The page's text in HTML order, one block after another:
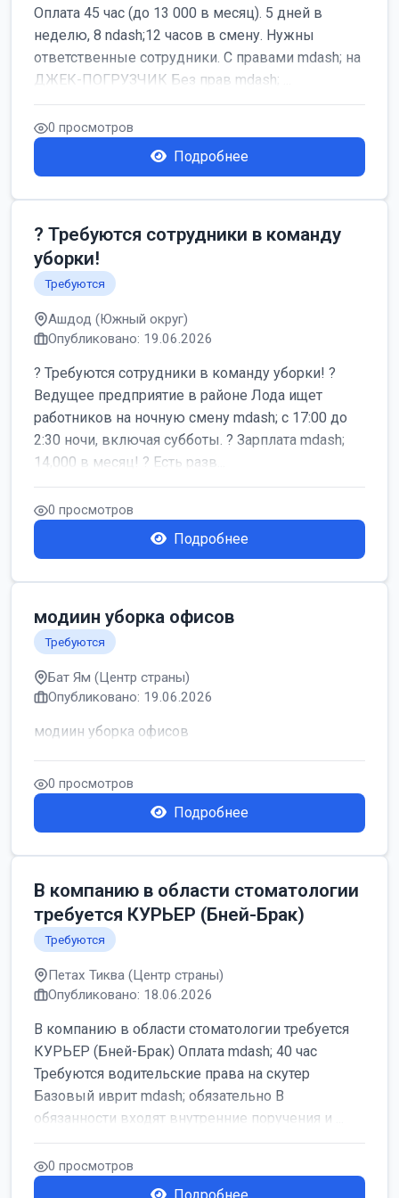
Оплата 45 час (до 13 000 в месяц). 5 дней в
неделю, 8 ndash;12 часов в смену. Нужны
ответственные сотрудники. С правами mdash; на
ДЖЕК-ПОГРУЗЧИК Без прав mdash; ...
0 просмотров
Подробнее
? Требуются сотрудники в команду
уборки!
Требуются
Ашдод (Южный округ)
Опубликовано: 19.06.2026
? Требуются сотрудники в команду уборки! ?
Ведущее предприятие в районе Лода ищет
работников на ночную смену mdash; с 17:00 до
2:30 ночи, включая субботы. ? Зарплата mdash;
14,000 в месяц! ? Есть разв...
0 просмотров
Подробнее
модиин уборка офисов
Требуются
Бат Ям (Центр страны)
Опубликовано: 19.06.2026
модиин уборка офисов
0 просмотров
Подробнее
В компанию в области стоматологии
требуется КУРЬЕР (Бней-Брак)
Требуются
Петах Тиква (Центр страны)
Опубликовано: 18.06.2026
В компанию в области стоматологии требуется
КУРЬЕР (Бней-Брак) Оплата mdash; 40 час
Требуются водительские права на скутер
Базовый иврит mdash; обязательно В
обязанности входят внутренние поручения и ...
0 просмотров